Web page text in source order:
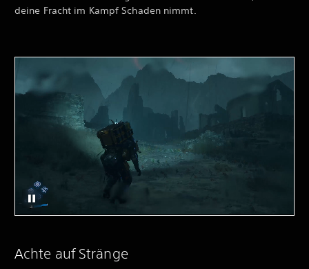
deine Fracht im Kampf Schaden nimmt.
Achte auf Stränge